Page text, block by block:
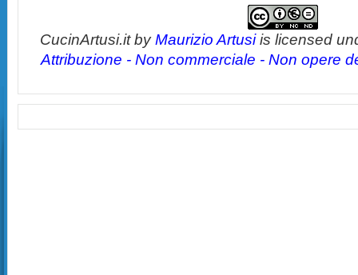
CucinArtusi.itbyMaurizio Artusiis licensed
Attribuzione - Non commerciale - Non opere